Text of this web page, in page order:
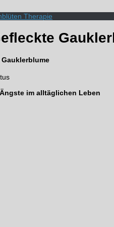
im alltäglichen Leben